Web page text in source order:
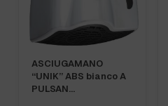
ASCIUGAMANO
“UNIK” ABS bianco A
PULSAN…